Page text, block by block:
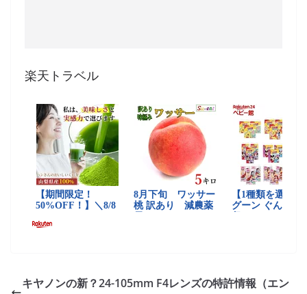
楽天トラベル
キヤノンの新？24-105mm F4レンズの特許情報（エン